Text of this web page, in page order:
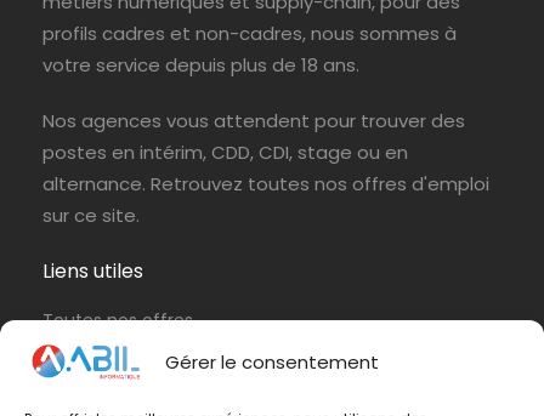
Gérer le consentement
profils cadres et non-cadres, nous sommes à
votre service depuis plus de 18 ans.
Nos agences vous attendent pour trouver des
postes en intérim, CDD, CDI, stage ou en
alternance. Retrouvez toutes nos offres d'emploi
sur ce site.
Liens utiles
Toutes nos offres
Protection de vos données personnelles